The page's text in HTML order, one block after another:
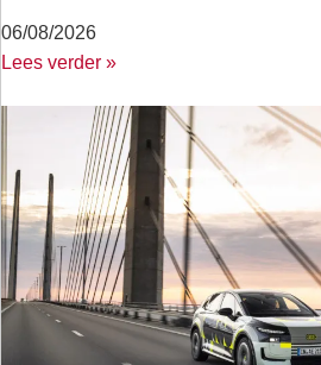
06/08/2026
Lees verder »